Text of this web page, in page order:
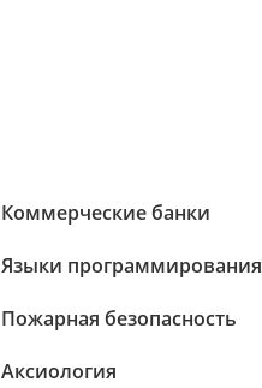
Коммерческие банки
Языки программирования
Пожарная безопасность
Аксиология